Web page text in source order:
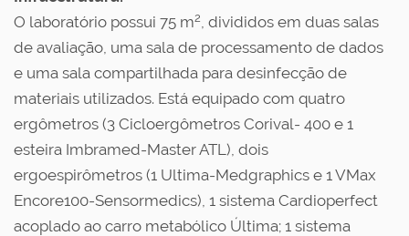
O laboratório possui 75 m2, divididos em duas salas
de avaliação, uma sala de processamento de dados
e uma sala compartilhada para desinfecção de
materiais utilizados. Está equipado com quatro
ergômetros (3 Cicloergômetros Corival- 400 e 1
esteira Imbramed-Master ATL), dois
ergoespirômetros (1 Ultima-Medgraphics e 1 VMax
Encore100-Sensormedics), 1 sistema Cardioperfect
acoplado ao carro metabólico Última; 1 sistema